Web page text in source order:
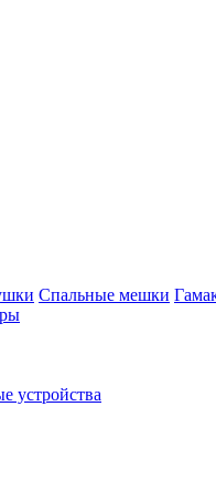
Спальные мешки
устройства